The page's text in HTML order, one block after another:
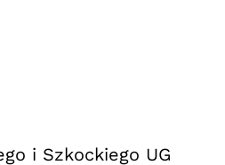
i Szkockiego UG